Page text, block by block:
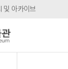
및 아카이브